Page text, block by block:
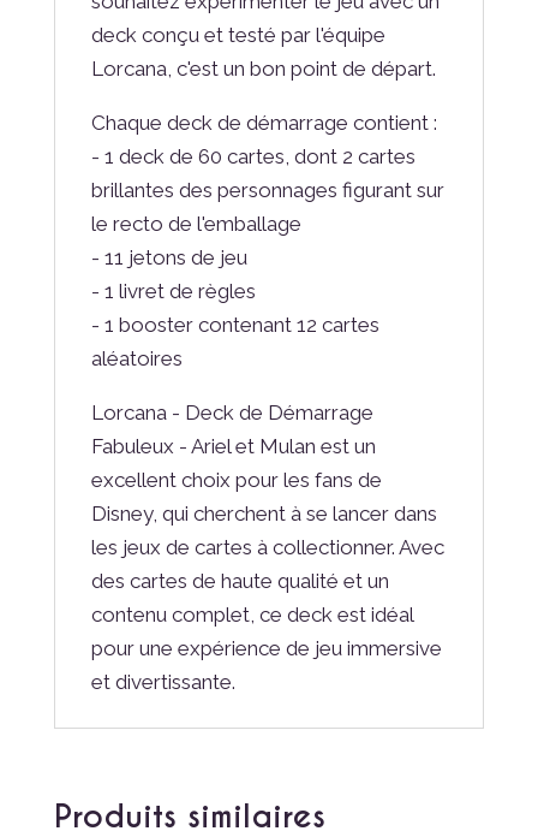
deck conçu et testé par l'équipe
Lorcana, c'est un bon point de départ.
Chaque deck de démarrage contient :
- 1 deck de 60 cartes, dont 2 cartes
brillantes des personnages figurant sur
le recto de l'emballage
- 11 jetons de jeu
- 1 livret de règles
- 1 booster contenant 12 cartes
aléatoires
Lorcana - Deck de Démarrage
Fabuleux - Ariel et Mulan est un
excellent choix pour les fans de
Disney, qui cherchent à se lancer dans
les jeux de cartes à collectionner. Avec
des cartes de haute qualité et un
contenu complet, ce deck est idéal
pour une expérience de jeu immersive
et divertissante.
Produits similaires